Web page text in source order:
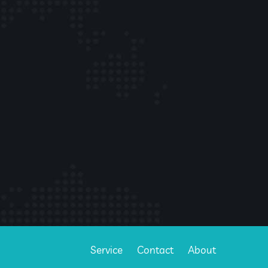
Service Contact About